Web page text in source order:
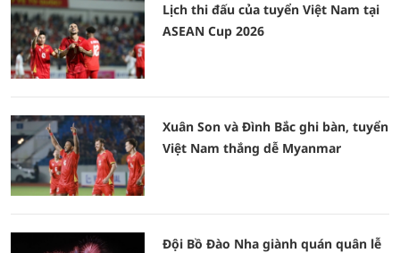
Lịch thi đấu của tuyển Việt Nam tại
ASEAN Cup 2026
Xuân Son và Đình Bắc ghi bàn, tuyển
Việt Nam thắng dễ Myanmar
Đội Bồ Đào Nha giành quán quân lễ